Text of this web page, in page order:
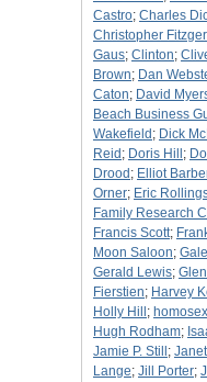
Castro; Charles
Christopher
Gaus; Clinton;
Brown; Dan
Caton; David
Beach Business
Wakefield ; Dick
Reid ; Doris Hill ;
Drood ; Elliot
Orner; Eric
Family Research
Francis Scott;
Moon Saloon;
Gerald Lewis;
Fierstien; Harvey
Holly Hill ;
Hugh Rodham;
Jamie P. Still ;
Lange; Jill Porter;